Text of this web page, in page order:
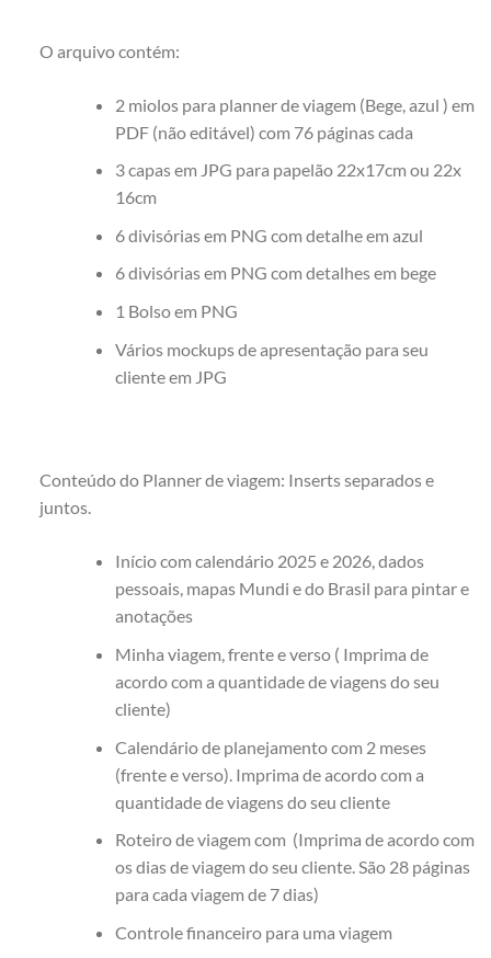
O arquivo contém:
2 miolos para planner de viagem (Bege, azul ) em
PDF (não editável) com 76 páginas cada
3 capas em JPG para papelão 22x17cm ou 22x
16cm
6 divisórias em PNG com detalhe em azul
6 divisórias em PNG com detalhes em bege
1 Bolso em PNG
Vários mockups de apresentação para seu
cliente em JPG
Conteúdo do Planner de viagem: Inserts separados e
juntos.
Início com calendário 2025 e 2026, dados
pessoais, mapas Mundi e do Brasil para pintar e
anotações
Minha viagem, frente e verso ( Imprima de
acordo com a quantidade de viagens do seu
cliente)
Calendário de planejamento com 2 meses
(frente e verso). Imprima de acordo com a
quantidade de viagens do seu cliente
Roteiro de viagem com (Imprima de acordo com
os dias de viagem do seu cliente. São 28 páginas
para cada viagem de 7 dias)
Controle financeiro para uma viagem